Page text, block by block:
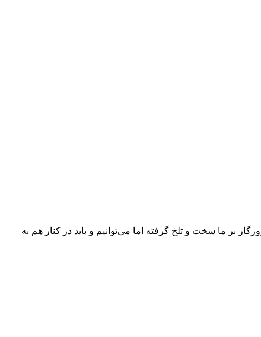
بر ما سخت و تلخ گرفته اما می‌توانیم و باید در کنار هم به